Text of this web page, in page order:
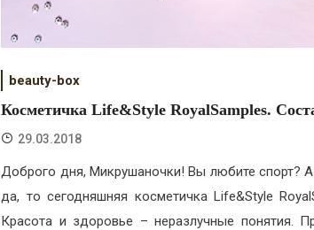
beauty-box
Косметичка Life&Style RoyalSamples.
29.03.2018
Доброго дня, Микрушаночки! Вы любите спорт?
да, то сегодняшняя косметичка Life&Style
Красота и здоровье – неразлучные понятия.